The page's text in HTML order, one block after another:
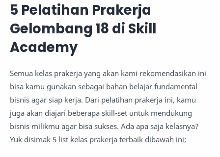
5 Pelatihan Prakerja
Gelombang 18 di Skill
Academy
Semua kelas prakerja yang akan kami rekomendasikan ini
bisa kamu gunakan sebagai bahan belajar fundamental
bisnis agar siap kerja. Dari pelatihan prakerja ini, kamu
juga akan diajari beberapa skill-set untuk mendukung
bisnis milikmu agar bisa sukses. Ada apa saja kelasnya?
Yuk disimak 5 list kelas prakerja terbaik dibawah ini;